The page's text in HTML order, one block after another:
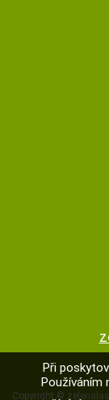
Copyright ©
Při
Používáním